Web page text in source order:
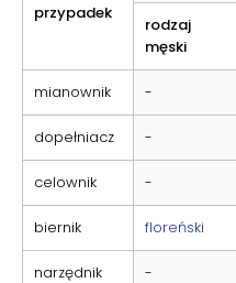
przypadek
rodzaj
męski
mianownik -
dopełniacz -
celownik -
biernik floreński
narzędnik -